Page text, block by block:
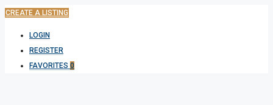
CREATE A LISTING
LOGIN
REGISTER
FAVORITES 0